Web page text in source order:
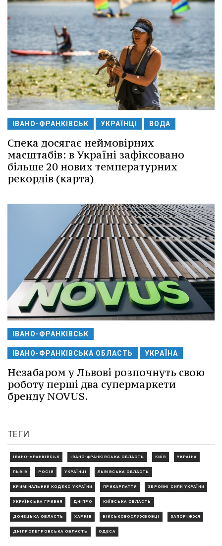
ІВАНО-ФРАНКІВСЬК УКРАЇНЦІ ВОДА
Спека досягає неймовірних
масштабів: в Україні зафіксовано
більше 20 нових температурних
рекордів (карта)
ІВАНО-ФРАНКІВСЬК
ІВАНО-ФРАНКІВСЬКА ОБЛАСТЬ УКРАЇНА
Незабаром у Львові розпочнуть свою
роботу перші два супермаркети
бренду NOVUS.
ТЕГИ
ІВАНО-ФРАНКІВСЬК ІВАНО-ФРАНКІВСЬКА ОБЛАСТЬ КИЇВ УКРАЇНА
ЛЬВІВ РОСІЯ УКРАЇНЦІ ЛЬВІВСЬКА ОБЛАСТЬ
КРИМІНАЛЬНИЙ КОДЕКС УКРАЇНИ ПРИКАРПАТТЯ ЗБРОЙНІ СИЛИ УКРАЇНИ
УКРАЇНСЬКА ГРИВНЯ ДНІПРО КИЇВСЬКА ОБЛАСТЬ
ДОНЕЦЬКА ОБЛАСТЬ ХАРКІВ ВІЙСЬКОВОСЛУЖБОВЦІ ЗАПОРІЖЖЯ
ДНІПРОПЕТРОВСЬКА ОБЛАСТЬ ОДЕСА